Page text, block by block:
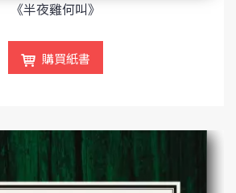
《半夜雞何叫》
購買紙書